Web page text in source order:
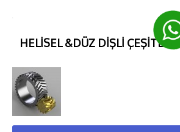
HELİSEL &DÜZ DİŞLİ ÇEŞİTLERİ